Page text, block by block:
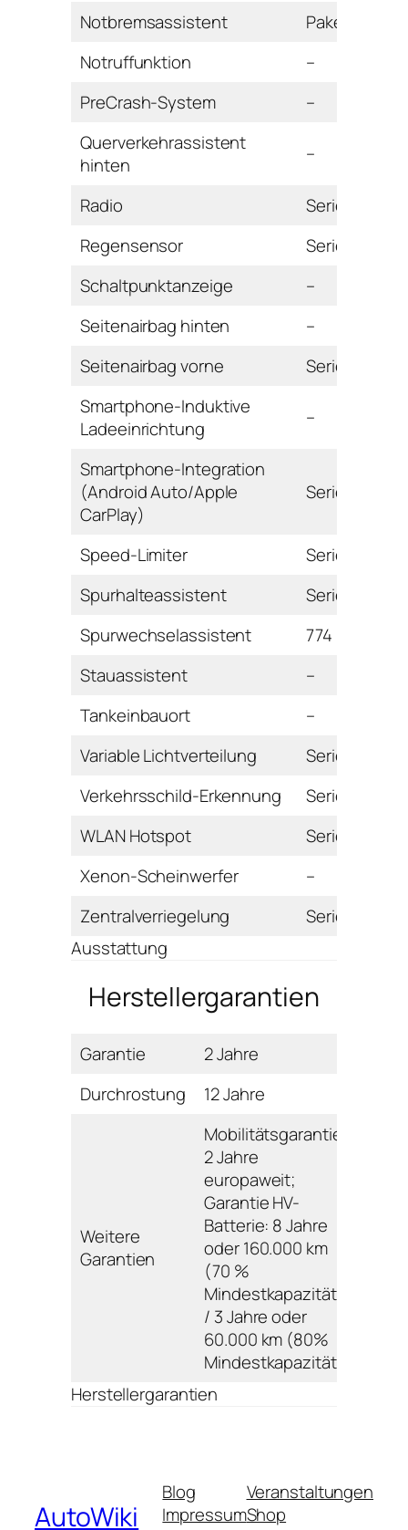
Notbremsassistent
Paket
Notruffunktion
–
PreCrash-System
–
Querverkehrassistent
hinten
–
Radio
Serie
Regensensor
Serie
Schaltpunktanzeige
–
Seitenairbag hinten
–
Seitenairbag vorne
Serie
Smartphone-Induktive
Ladeeinrichtung
–
Smartphone-Integration
(Android Auto/Apple
CarPlay)
Serie
Speed-Limiter
Serie
Spurhalteassistent
Serie
Spurwechselassistent
774 Euro
Stauassistent
–
Tankeinbauort
–
Variable Lichtverteilung
Serie
Verkehrsschild-Erkennung
Serie
WLAN Hotspot
Serie
Xenon-Scheinwerfer
–
Zentralverriegelung
Serie
Ausstattung
Herstellergarantien
Garantie
2 Jahre
Durchrostung
12 Jahre
Weitere
Garantien
Mobilitätsgarantie:
2 Jahre
europaweit;
Garantie HV-
Batterie: 8 Jahre
oder 160.000 km
(70 %
Mindestkapazität)
/ 3 Jahre oder
60.000 km (80%
Mindestkapazität);
Herstellergarantien
AutoWiki
Blog
Impressum
Veranstaltungen
Shop